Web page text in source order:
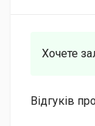
Хочете
Відгуків